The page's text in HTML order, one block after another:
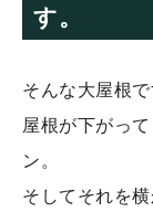
す。
そんな大屋根
屋根が下がっ
ン。
そしてそれを